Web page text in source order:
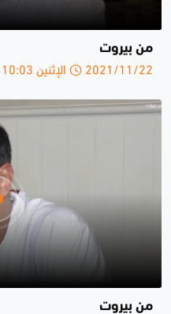
من بيروت
2021/11/22 الإثنين 10:03 ص
من بيروت